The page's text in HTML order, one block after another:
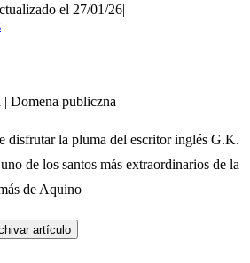
el 27/01/26|
Domena publiczna
disfrutar la pluma del escritor inglés G.K.
de los santos más extraordinarios de la
de Aquino
artículo